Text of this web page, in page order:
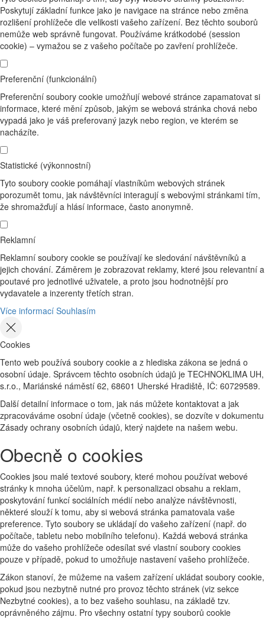
Poskytují základní funkce jako je navigace na stránce nebo změna
rozlišení prohlížeče dle velikosti vašeho zařízení. Bez těchto souborů
nemůže web správně fungovat. Používáme krátkodobé (session
cookie) – vymažou se z vašeho počítače po zavření prohlížeče.
Preferenční (funkcionální)
Preferenční soubory cookie umožňují webové stránce zapamatovat si
informace, které mění způsob, jakým se webová stránka chová nebo
vypadá jako je váš preferovaný jazyk nebo region, ve kterém se
nacházíte.
Statistické (výkonnostní)
Tyto soubory cookie pomáhají vlastníkům webových stránek
porozumět tomu, jak návštěvníci interagují s webovými stránkami tím,
že shromažďují a hlásí informace, často anonymně.
Reklamní
Reklamní soubory cookie se používají ke sledování návštěvníků a
jejich chování. Záměrem je zobrazovat reklamy, které jsou relevantní a
poutavé pro jednotlivé uživatele, a proto jsou hodnotnější pro
vydavatele a inzerenty třetích stran.
Více informací Souhlasím
Cookies
Tento web používá soubory cookie a z hlediska zákona se jedná o
osobní údaje. Správcem těchto osobních údajů je TECHNOKLIMA UH,
s.r.o., Mariánské náměstí 62, 68601 Uherské Hradiště, IČ: 60729589.
Další detailní informace o tom, jak nás můžete kontaktovat a jak
zpracováváme osobní údaje (včetně cookies), se dozvíte v dokumentu
Zásady ochrany osobních údajů, který najdete na našem webu.
Obecně o cookies
Cookies jsou malé textové soubory, které mohou používat webové
stránky k mnoha účelům, např. k personalizaci obsahu a reklam,
poskytování funkcí sociálních médií nebo analýze návštěvnosti,
některé slouží k tomu, aby si webová stránka pamatovala vaše
preference. Tyto soubory se ukládají do vašeho zařízení (např. do
počítače, tabletu nebo mobilního telefonu). Každá webová stránka
může do vašeho prohlížeče odesílat své vlastní soubory cookies
pouze v případě, pokud to umožňuje nastavení vašeho prohlížeče.
Zákon stanoví, že můžeme na vašem zařízení ukládat soubory cookie,
pokud jsou nezbytně nutné pro provoz těchto stránek (viz sekce
Nezbytné cookies), a to bez vašeho souhlasu, na základě tzv.
oprávněného zájmu. Pro všechny ostatní typy souborů cookie